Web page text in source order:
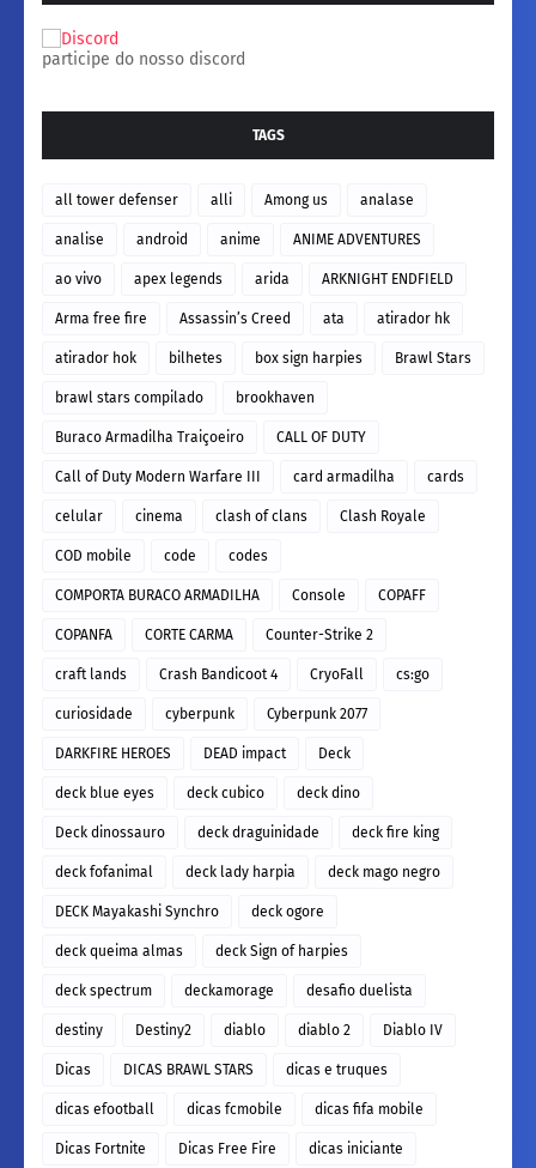
participe do nosso discord
TAGS
all tower defenser alli Among us analase
analise android anime ANIME ADVENTURES
ao vivo apex legends arida ARKNIGHT ENDFIELD
Arma free fire Assassin’s Creed ata atirador hk
atirador hok bilhetes box sign harpies Brawl Stars
brawl stars compilado brookhaven
Buraco Armadilha Traiçoeiro CALL OF DUTY
Call of Duty Modern Warfare III card armadilha cards
celular cinema clash of clans Clash Royale
COD mobile code codes
COMPORTA BURACO ARMADILHA Console COPAFF
COPANFA CORTE CARMA Counter-Strike 2
craft lands Crash Bandicoot 4 CryoFall cs:go
curiosidade cyberpunk Cyberpunk 2077
DARKFIRE HEROES DEAD impact Deck
deck blue eyes deck cubico deck dino
Deck dinossauro deck draguinidade deck fire king
deck fofanimal deck lady harpia deck mago negro
DECK Mayakashi Synchro deck ogore
deck queima almas deck Sign of harpies
deck spectrum deckamorage desafio duelista
destiny Destiny2 diablo diablo 2 Diablo IV
Dicas DICAS BRAWL STARS dicas e truques
dicas efootball dicas fcmobile dicas fifa mobile
Dicas Fortnite Dicas Free Fire dicas iniciante